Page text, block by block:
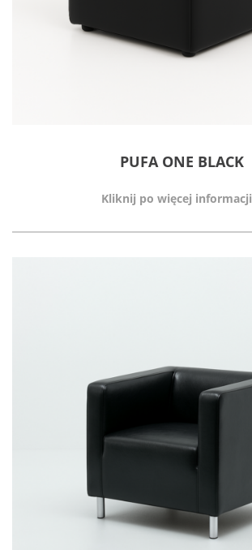
PUFA ONE BLACK
Kliknij po więcej informacji